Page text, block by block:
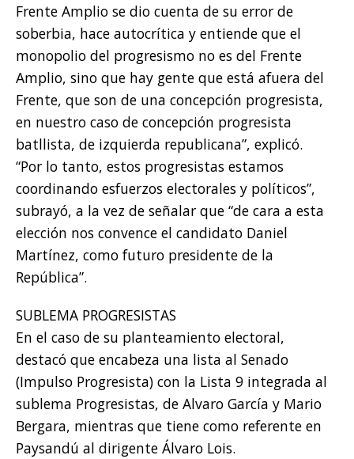
Frente Amplio se dio cuenta de su error de
soberbia, hace autocrítica y entiende que el
monopolio del progresismo no es del Frente
Amplio, sino que hay gente que está afuera del
Frente, que son de una concepción progresista,
en nuestro caso de concepción progresista
batllista, de izquierda republicana”, explicó.
“Por lo tanto, estos progresistas estamos
coordinando esfuerzos electorales y políticos”,
subrayó, a la vez de señalar que “de cara a esta
elección nos convence el candidato Daniel
Martínez, como futuro presidente de la
República”.
SUBLEMA PROGRESISTAS
En el caso de su planteamiento electoral,
destacó que encabeza una lista al Senado
(Impulso Progresista) con la Lista 9 integrada al
sublema Progresistas, de Alvaro García y Mario
Bergara, mientras que tiene como referente en
Paysandú al dirigente Álvaro Lois.